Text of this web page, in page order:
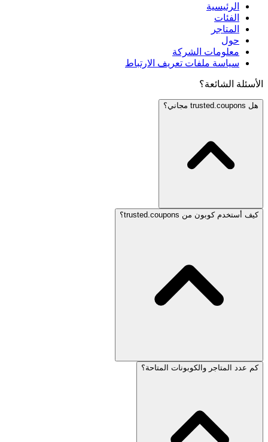
الرئيسية
الفئات
المتاجر
حول
معلومات الشركة
سياسة ملفات تعريف الارتباط
الأسئلة الشائعة؟
هل trusted.coupons مجاني؟
كيف أستخدم كوبون من trusted.coupons؟
كم عدد المتاجر والكوبونات المتاحة؟